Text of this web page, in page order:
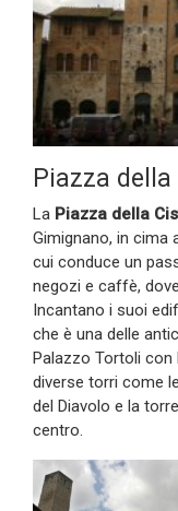
Piazza
La Piazza della
Gimignano, in cima
cui conduce un
negozi e caffè,
Incantano i suoi
che è una delle
Palazzo Tortoli con
diverse torri come
del Diavolo e la
centro.